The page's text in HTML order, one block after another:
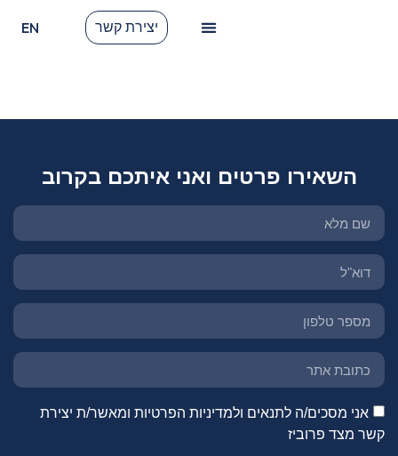
יצירת קשר EN
השאירו פרטים ואני איתכם בקרוב
אני מסכים/ה לתנאים ולמדיניות הפרטיות ומאשר/ת יצירת
קשר מצד פרוביז